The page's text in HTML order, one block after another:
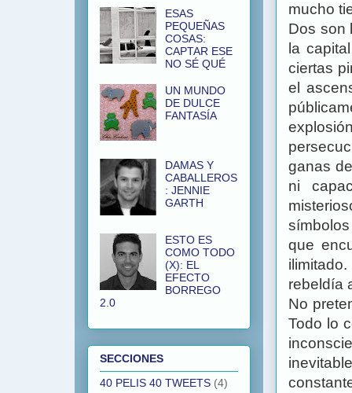
mucho
Dos son
la
ciertas
el
ganas
ni
que
rebeldía
No
Todo lo
ESAS
PEQUEÑAS
COSAS:
CAPTAR ESE
NO SÉ QUÉ
UN MUNDO
DE DULCE
FANTASÍA
DAMAS Y
CABALLEROS
: JENNIE
GARTH
ESTO ES
COMO TODO
(X): EL
EFECTO
BORREGO
2.0
SECCIONES
40 PELIS 40 TWEETS (4)